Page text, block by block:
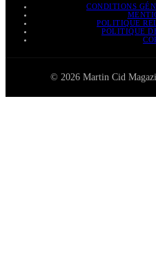
CONDITIONS
POLITIQUE
POLITIQUE
© 2026 Martin Cid